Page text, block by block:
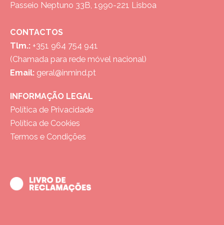
Passeio Neptuno 33B, 1990-221 Lisboa
CONTACTOS
Tlm.: +351 964 754 941
(Chamada para rede móvel nacional)
Email: geral@inmind.pt
INFORMAÇÃO LEGAL
Política de Privacidade
Política de Cookies
Termos e Condições